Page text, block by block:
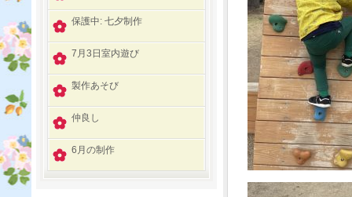
保護中: 七夕制作
7月3日室内遊び
製作あそび
仲良し
6月の制作